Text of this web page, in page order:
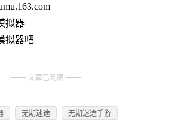
拟器
拟器吧
文章已到底
无期迷途
无期迷途手游